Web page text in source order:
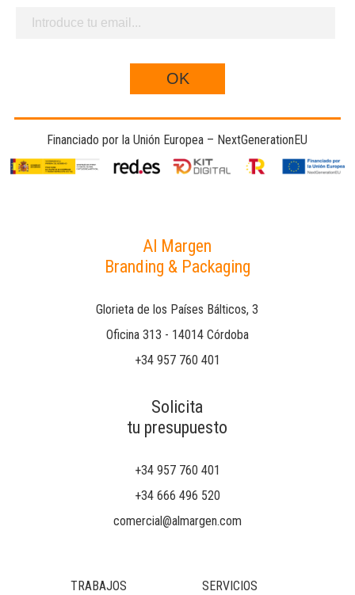
Financiado por la Unión Europea – NextGenerationEU
Al Margen
Branding & Packaging
Glorieta de los Países Bálticos, 3
Oficina 313 - 14014 Córdoba
+34 957 760 401
Solicita
tu presupuesto
+34 957 760 401
+34 666 496 520
comercial@almargen.com
TRABAJOS
SERVICIOS